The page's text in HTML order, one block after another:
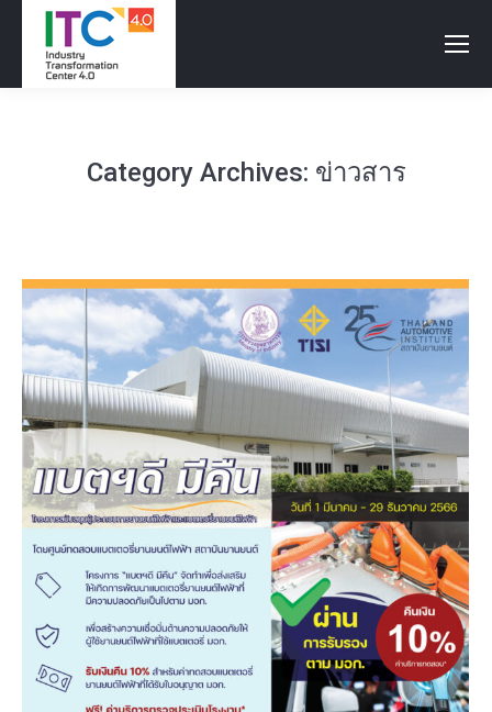
Category Archives: ข่าวสาร